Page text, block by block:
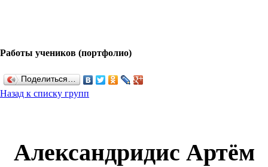
Работы учеников (портфолио)
Поделиться…
Назад к списку групп
Александридис Артём